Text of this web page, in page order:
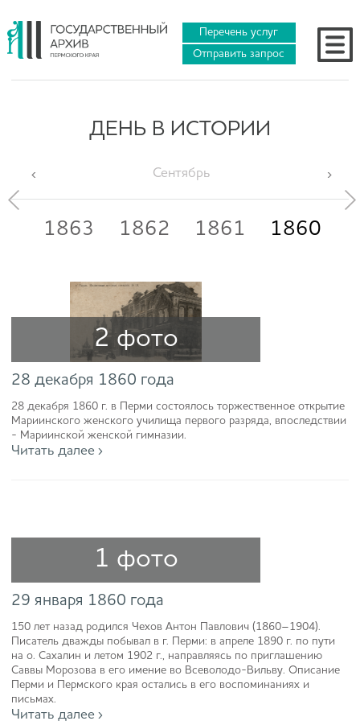
Перечень услуг
Отправить запрос
ДЕНЬ В ИСТОРИИ
Сентябрь
1863 1862 1861 1860
2 фото
28 декабря 1860 года
28 декабря 1860 г. в Перми состоялось торжественное открытие
Мариинского женского училища первого разряда, впоследствии
- Мариинской женской гимназии.
Читать далее ›
1 фото
29 января 1860 года
150 лет назад родился Чехов Антон Павлович (1860–1904).
Писатель дважды побывал в г. Перми: в апреле 1890 г. по пути
на о. Сахалин и летом 1902 г., направляясь по приглашению
Саввы Морозова в его имение во Всеволодо-Вильву. Описание
Перми и Пермского края остались в его воспоминаниях и
письмах.
Читать далее ›